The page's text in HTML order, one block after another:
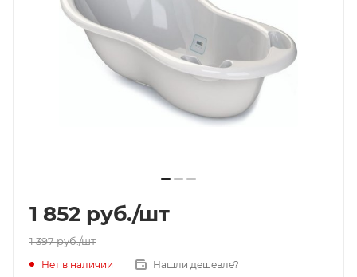
1 852 руб./шт
1 397руб./шт
Нет в наличии Нашли дешевле?